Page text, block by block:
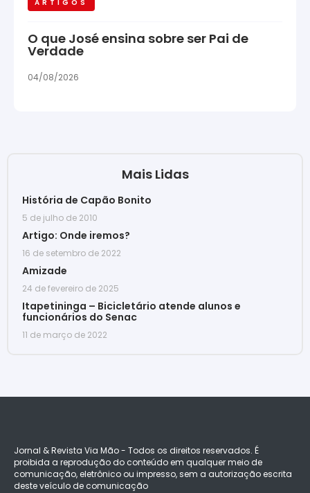
ARTIGOS
O que José ensina sobre ser Pai de
Verdade
04/08/2026
Mais Lidas
História de Capão Bonito
5 de julho de 2010
Artigo: Onde iremos?
16 de setembro de 2022
Amizade
24 de fevereiro de 2025
Itapetininga – Bicicletário atende alunos e
funcionários do Senac
11 de março de 2022
Jornal & Revista Via Mão - Todos os direitos reservados. É
proibida a reprodução do conteúdo em qualquer meio de
comunicação, eletrônico ou impresso, sem a autorização escrita
deste veículo de comunicação